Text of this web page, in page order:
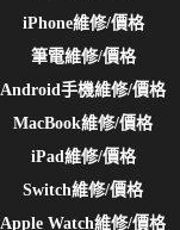
iPhone維修/價格
筆電維修/價格
Android手機維修/價格
MacBook維修/價格
iPad維修/價格
Switch維修/價格
Apple Watch維修/價格